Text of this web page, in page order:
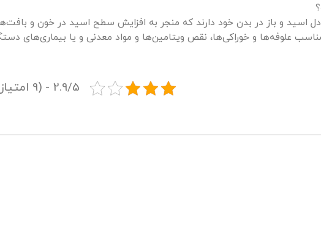
اسید و باز در بدن خود دارند که منجر به افزایش سطح اسید در خون و
علوفه‌ها و خوراکی‌ها، نقص ویتامین‌ها و مواد معدنی و یا بیماری‌های
2.9/5 - (9 امتیاز)